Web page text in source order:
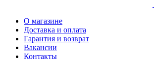
О магазине
Доставка и оплата
Гарантия и возврат
Вакансии
Контакты